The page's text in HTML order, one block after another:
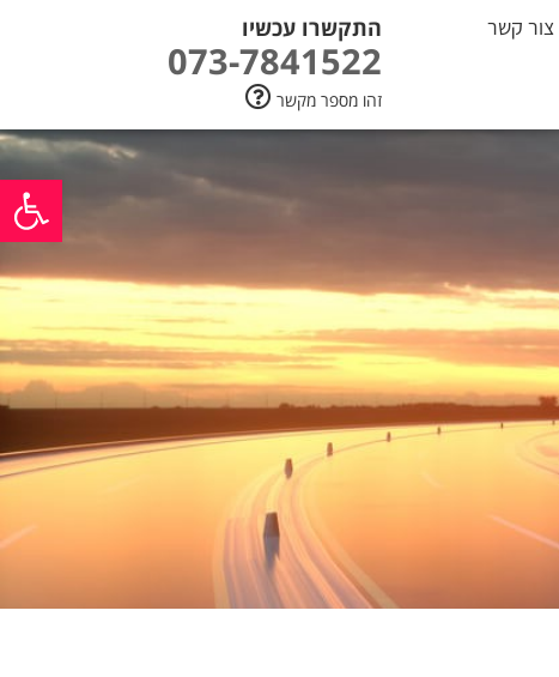
פתח
צור קשר התקשרו עכשיו
073-7841522
זהו מספר מקשר